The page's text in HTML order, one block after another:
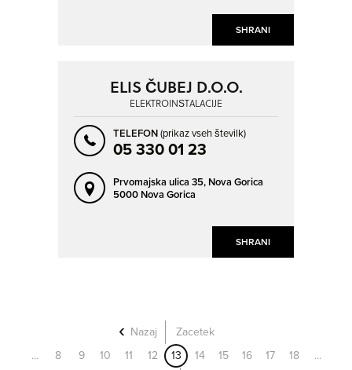
SHRANI
SHRANI
ELIS ČUBEJ D.O.O.
ELEKTROINŠTALACIJE
TELEFON(prikaz vseh številk)
05 330 01 23
Prvomajska ulica 35, Nova Gorica
5000 Nova Gorica
Nazaj
Zacetek
...
8 9 10 11 12 13 14 15 16 17 18
...